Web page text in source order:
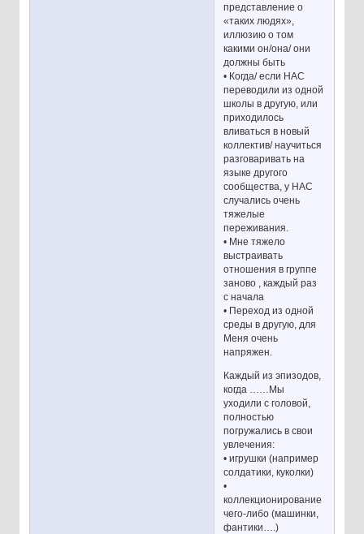
представление о
«таких людях»,
иллюзию о том
какими он/она/ они
должны быть
• Когда/ если НАС
переводили из одной
школы в другую, или
приходилось
вливаться в новый
коллектив/ научиться
разговаривать на
языке другого
сообщества, у НАС
случались очень
тяжелые
переживания.
• Мне тяжело
выстраивать
отношения в группе
заново , каждый раз
с начала
• Переход из одной
среды в другую, для
Меня очень
напряжен.
Каждый из эпизодов,
когда ……Мы
уходили с головой,
полностью
погружались в свои
увлечения:
• игрушки (например
солдатики, куколки)
•
коллекционирование
чего-либо (машинки,
фантики….)